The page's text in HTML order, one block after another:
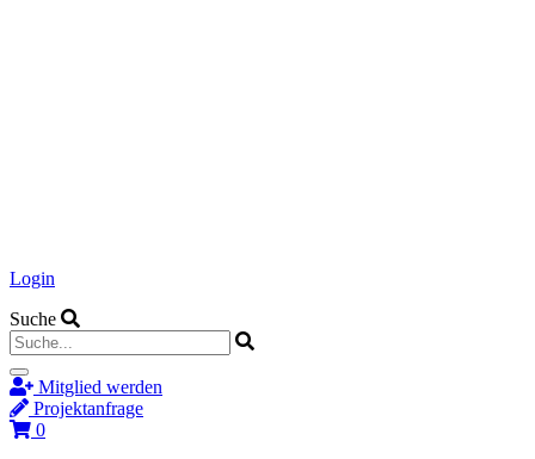
Login
Suche
Mitglied werden
Projektanfrage
0